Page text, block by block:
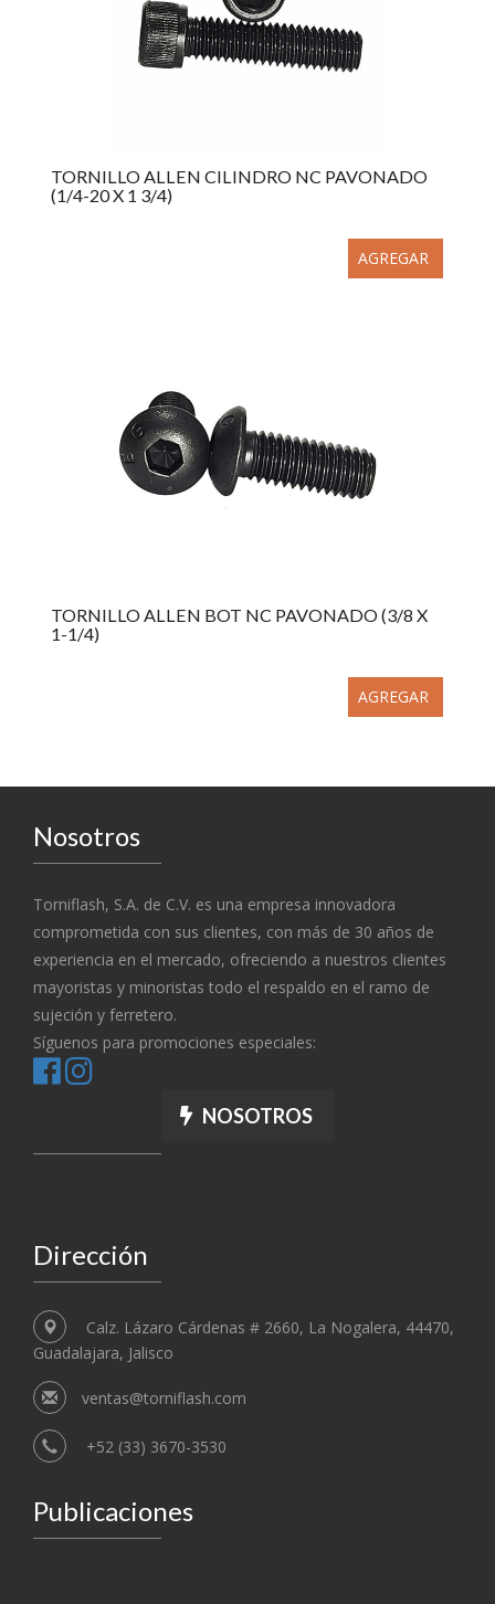
TORNILLO ALLEN CILINDRO NC PAVONADO
(1/4-20 X 1 3/4)
AGREGAR
TORNILLO ALLEN BOT NC PAVONADO (3/8 X
1-1/4)
AGREGAR
Nosotros
Torniflash, S.A. de C.V. es una empresa innovadora
comprometida con sus clientes, con más de 30 años de
experiencia en el mercado, ofreciendo a nuestros clientes
mayoristas y minoristas todo el respaldo en el ramo de
sujeción y ferretero.
Síguenos para promociones especiales:
NOSOTROS
Dirección
Calz. Lázaro Cárdenas # 2660, La Nogalera, 44470,
Guadalajara, Jalisco
ventas@torniflash.com
+52 (33) 3670-3530
Publicaciones